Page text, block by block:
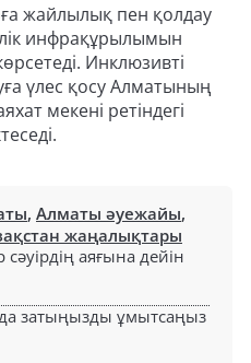
жайлылық пен қолдау
инфрақұрылымын
Инклюзивті
үлес қосу Алматының
мекені ретіндегі
, Алматы әуежайы,
жаңалықтары
аяғына дейін
затыңызды ұмытсаңыз